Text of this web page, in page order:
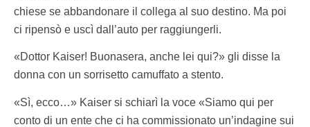
chiese se abbandonare il collega al suo destino. Ma poi
ci ripensò e uscì dall’auto per raggiungerli.
«Dottor Kaiser! Buonasera, anche lei qui?» gli disse la
donna con un sorrisetto camuffato a stento.
«Sì, ecco…» Kaiser si schiarì la voce «Siamo qui per
conto di un ente che ci ha commissionato un’indagine sui